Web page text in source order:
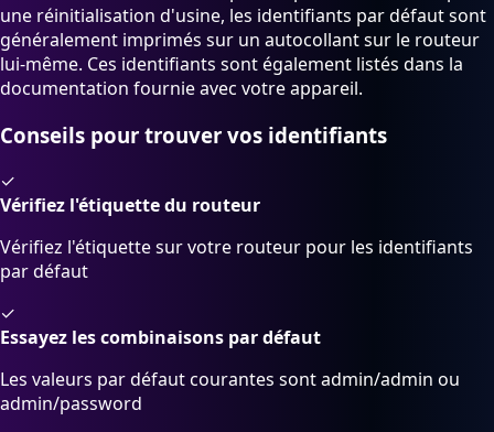
une réinitialisation d'usine, les identifiants par défaut sont
généralement imprimés sur un autocollant sur le routeur
lui-même. Ces identifiants sont également listés dans la
documentation fournie avec votre appareil.
Conseils pour trouver vos identifiants
✓
Vérifiez l'étiquette du routeur
Vérifiez l'étiquette sur votre routeur pour les identifiants
par défaut
✓
Essayez les combinaisons par défaut
Les valeurs par défaut courantes sont admin/admin ou
admin/password